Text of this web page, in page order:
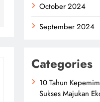
October 2024
September 2024
Categories
10 Tahun
Sukses Majukan